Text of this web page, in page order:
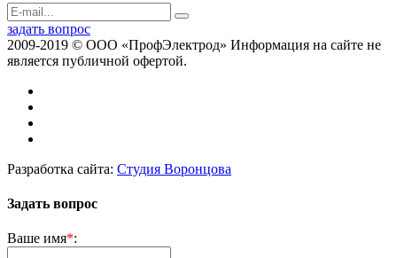
задать вопрос
2009-2019 © ООО «ПрофЭлектрод» Информация на сайте не
является публичной офертой.
Разработка сайта: Студия Воронцова
Задать вопрос
Ваше имя*: